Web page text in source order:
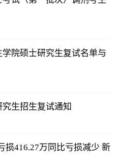
院硕士研究生复试名单与
生招生复试通知
损416.27万同比亏损减少 新